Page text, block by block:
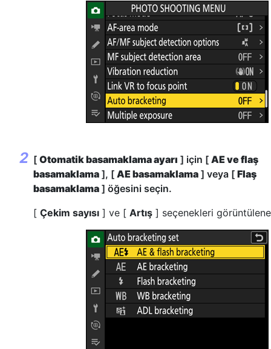
[ Otomatik basamaklama ayarı ] için [ AE ve flaş
basamaklama ], [ AE basamaklama ] veya [ Flaş
basamaklama ] öğesini seçin.
[ Çekim sayısı ] ve [ Artış ] seçenekleri